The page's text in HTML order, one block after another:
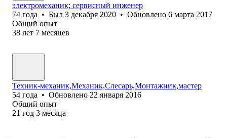
электромеханик; сервисный инженер
74 года • Был 3 декабря 2020 • Обновлено 6 марта 2017
Общий опыт
38 лет 7 месяцев
Техник-механик,Механик,Слесарь,Монтажник,мастер
54 года • Обновлено 22 января 2016
Общий опыт
21 год 3 месяца